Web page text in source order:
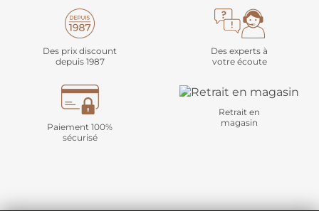
Des prix discount
depuis 1987
Des experts à
votre écoute
Paiement 100%
sécurisé
Retrait en
magasin